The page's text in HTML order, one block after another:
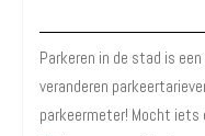
Parkeren in de stad is
veranderen
parkeermeter! Mocht